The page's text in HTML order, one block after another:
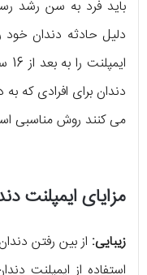
باید فرد به سن رشد
دلیل حادثه دندان
دندان برای افرادی که
می کنند روش مناسبی
مزایای ایمپلنت
زیبایی: از بین رفتن
استفاده از ایمپلنت